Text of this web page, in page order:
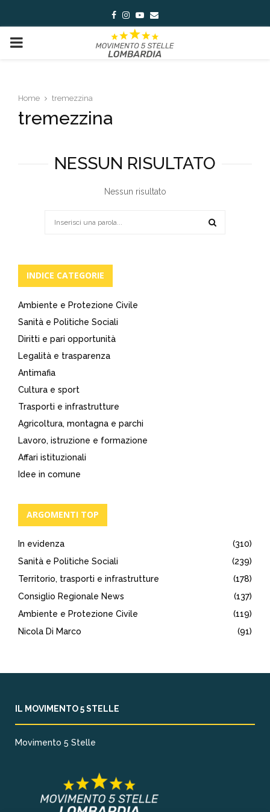
Facebook
Instagram
Youtube
Email
PRIMARY
Home tremezzina
tremezzina
NESSUN RISULTATO
Nessun risultato
INDICE CATEGORIE
Ambiente e Protezione Civile
Sanità e Politiche Sociali
Diritti e pari opportunità
Legalità e trasparenza
Antimafia
Cultura e sport
Trasporti e infrastrutture
Agricoltura, montagna e parchi
Lavoro, istruzione e formazione
Affari istituzionali
Idee in comune
ARGOMENTI TOP
In evidenza
(310)
Sanità e Politiche Sociali
(239)
Territorio, trasporti e infrastrutture
(178)
Consiglio Regionale News
(137)
Ambiente e Protezione Civile
(119)
Nicola Di Marco
(91)
IL MOVIMENTO 5 STELLE
Movimento 5 Stelle